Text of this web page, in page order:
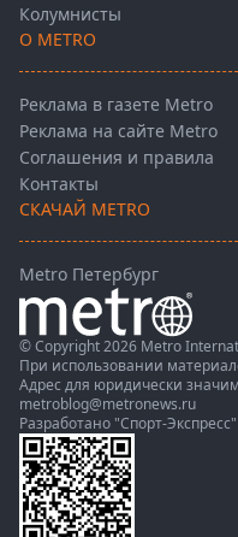
Колумнисты
О METRO
Реклама в газете Metro
Реклама на сайте Metro
Соглашения и правила
Контакты
СКАЧАЙ METRO
Metro Петербург
© Copyright 2026 Metro
При использовании
Адрес для юридически
metroblog@metronews.ru
Разработано "Спорт-Экспресс"